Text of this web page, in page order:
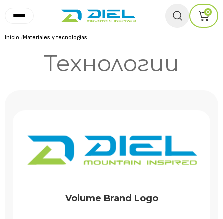
0
Inicio /Materiales y tecnologías
Технологии
Volume Brand Logo